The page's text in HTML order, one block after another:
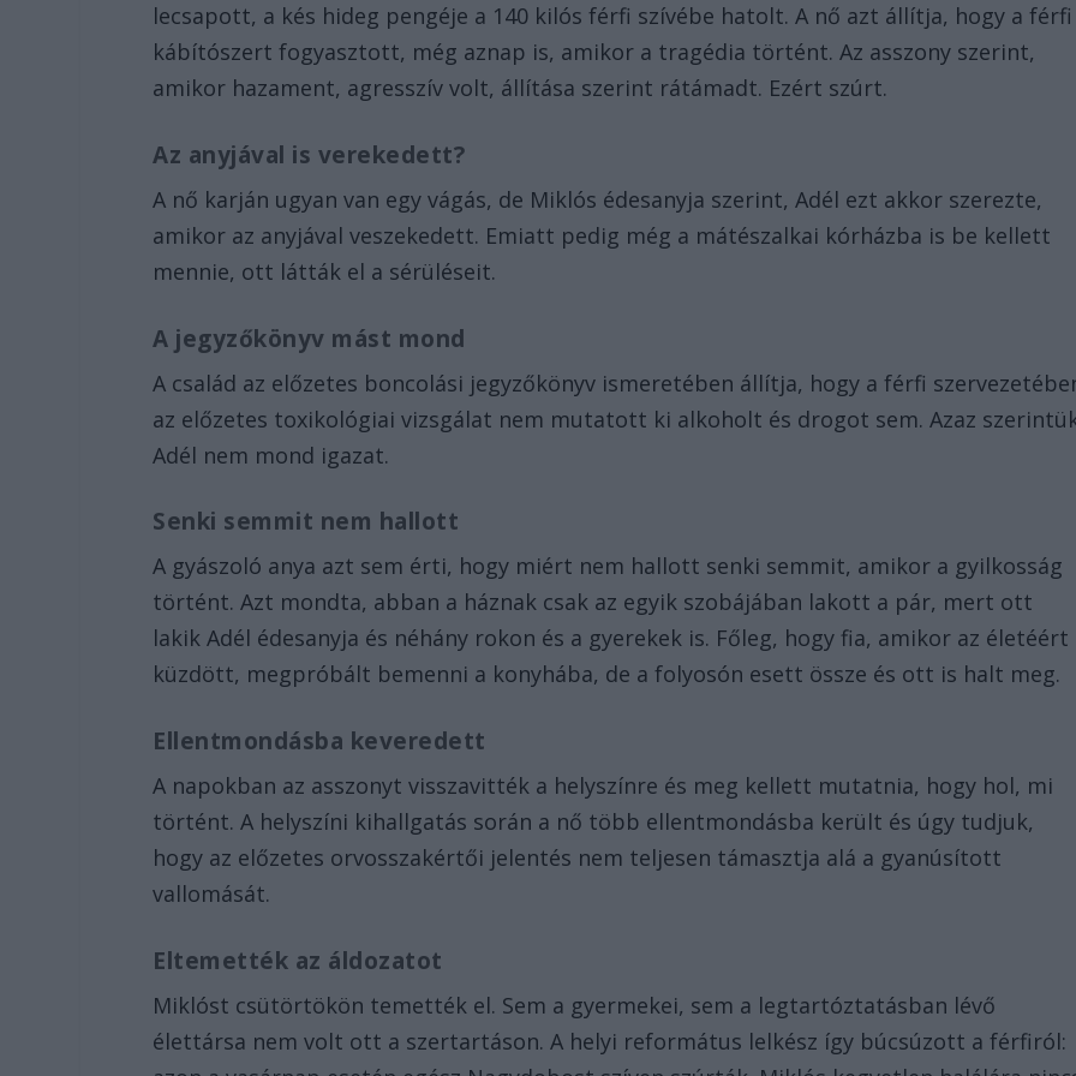
lecsapott, a kés hideg pengéje a 140 kilós férfi szívébe hatolt. A nő azt állítja, hogy a férfi
kábítószert fogyasztott, még aznap is, amikor a tragédia történt. Az asszony szerint,
amikor hazament, agresszív volt, állítása szerint rátámadt. Ezért szúrt.
Az anyjával is verekedett?
A nő karján ugyan van egy vágás, de Miklós édesanyja szerint, Adél ezt akkor szerezte,
amikor az anyjával veszekedett. Emiatt pedig még a mátészalkai kórházba is be kellett
mennie, ott látták el a sérüléseit.
A jegyzőkönyv mást mond
A család az előzetes boncolási jegyzőkönyv ismeretében állítja, hogy a férfi
az előzetes toxikológiai vizsgálat nem mutatott ki alkoholt és drogot sem. Azaz
Adél nem mond igazat.
Senki semmit nem hallott
A gyászoló anya azt sem érti, hogy miért nem hallott senki semmit, amikor a gyilkosság
történt. Azt mondta, abban a háznak csak az egyik szobájában lakott a pár, mert ott
lakik Adél édesanyja és néhány rokon és a gyerekek is. Főleg, hogy fia, amikor az életéért
küzdött, megpróbált bemenni a konyhába, de a folyosón esett össze és ott is halt meg.
Ellentmondásba keveredett
A napokban az asszonyt visszavitték a helyszínre és meg kellett mutatnia, hogy hol, mi
történt. A helyszíni kihallgatás során a nő több ellentmondásba került és úgy tudjuk,
hogy az előzetes orvosszakértői jelentés nem teljesen támasztja alá a gyanúsított
vallomását.
Eltemették az áldozatot
Miklóst csütörtökön temették el. Sem a gyermekei, sem a legtartóztatásban lévő
élettársa nem volt ott a szertartáson. A helyi református lelkész így búcsúzott a férfiról: